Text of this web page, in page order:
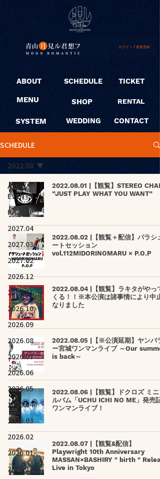
ログイン / 新規登録
ABOUT
MENU
SYSTEM
SCHEDULE
SHOP
WEDDING
TICKET
RENTAL
CONTACT
SCHEDULE
ALL
EVENTS
PICK UP
2027.04
2027.03
2027.02
2026.12
2026.11
2026.10
2026.09
2026.08
2026.07
2026.06
2026.05
2026.04
2026.03
2026.02
2026.01
2025.12
2022.08
2022.08.01 |【観覧】STEREO
”JUST PLAY WHAT YOU WANT”
2022.08.02 |【観覧＋配信】パラシュ
ートセッション
vol.112MIDORINOMARU × P.O.P
2022.08.04 |【観覧】ラキタがやって
くる！！※本公演は諸事情により中
なりました
2022.08.05 |【※公演延期】ヤンバラ
ー宮城ワンマンライブ ～Our
is back～
2022.08.06 |【観覧】ドクロズ ミニ
ルバム「UCHU ICHI NO ME」発売記
ワンマンライブ！
2022.08.07 |【観覧&配信】
Playwright 10th Anniversary
MASSAN×BASHIRY " birth "
Live in Tokyo